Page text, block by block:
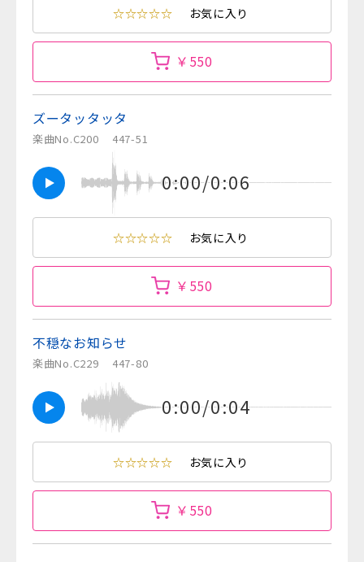
☆☆☆☆☆ お気に入り
￥550
ズータッタッタ
楽曲No.C200 447-51
0:00/0:06
☆☆☆☆☆ お気に入り
￥550
不穏なお知らせ
楽曲No.C229 447-80
0:00/0:04
☆☆☆☆☆ お気に入り
￥550